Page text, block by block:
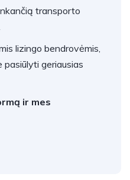
transporto
lizingo bendrovėmis,
geriausias
ir mes